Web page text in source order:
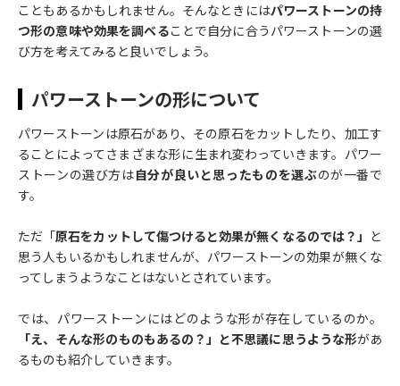
こともあるかもしれません。そんなときにはパワーストーンの持
つ形の意味や効果を調べることで自分に合うパワーストーンの選
び方を考えてみると良いでしょう。
パワーストーンの形について
パワーストーンは原石があり、その原石をカットしたり、加工す
ることによってさまざまな形に生まれ変わっていきます。パワー
ストーンの選び方は自分が良いと思ったものを選ぶのが一番で
す。
ただ「原石をカットして傷つけると効果が無くなるのでは？」 と
思う人もいるかもしれませんが、パワーストーンの効果が無くな
ってしまうようなことはないとされています。
では、パワーストーンにはどのような形が存在しているのか。
「え、そんな形のものもあるの？」と不思議に思うような形があ
るものも紹介していきます。